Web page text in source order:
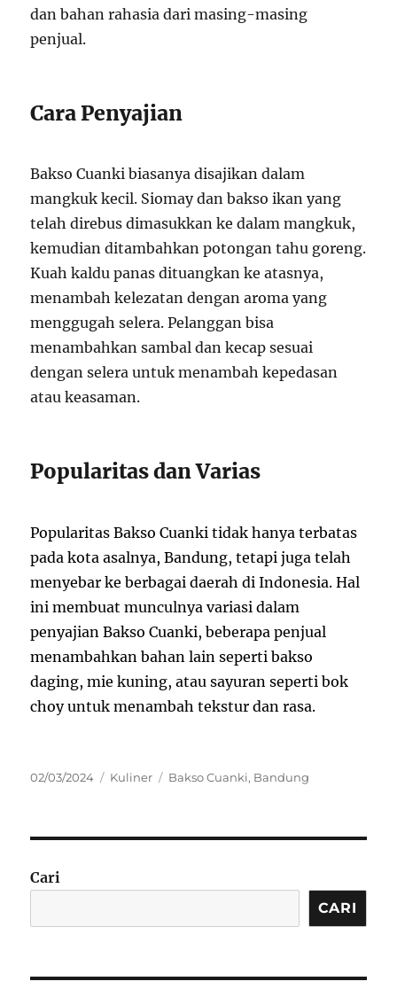
dan bahan rahasia dari masing-masing
penjual.
Cara Penyajian
Bakso Cuanki biasanya disajikan dalam
mangkuk kecil. Siomay dan bakso ikan yang
telah direbus dimasukkan ke dalam mangkuk,
kemudian ditambahkan potongan tahu goreng.
Kuah kaldu panas dituangkan ke atasnya,
menambah kelezatan dengan aroma yang
menggugah selera. Pelanggan bisa
menambahkan sambal dan kecap sesuai
dengan selera untuk menambah kepedasan
atau keasaman.
Popularitas dan Varias
Popularitas Bakso Cuanki tidak hanya terbatas
pada kota asalnya, Bandung, tetapi juga telah
menyebar ke berbagai daerah di Indonesia. Hal
ini membuat munculnya variasi dalam
penyajian Bakso Cuanki, beberapa penjual
menambahkan bahan lain seperti bakso
daging, mie kuning, atau sayuran seperti bok
choy untuk menambah tekstur dan rasa.
Posted
02/03/2024 Categories
Kuliner Tags
Bakso Cuanki, Bandung
Cari
CARI